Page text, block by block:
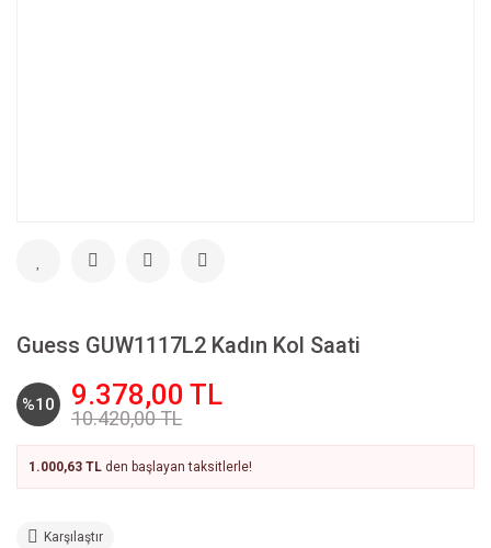
Guess GUW1117L2 Kadın Kol Saati
%10 9.378,00 TL
10.420,00 TL
1.000,63 TL den başlayan taksitlerle!
Karşılaştır